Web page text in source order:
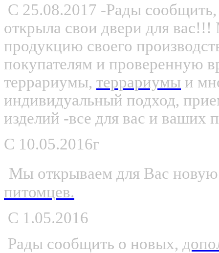
С 25.08.2017 -Рады
открыла свои двери для
продукцию своего
покупателям и проверенную
террариумы, террариумы и
индивидуальный подход,
изделий -все для вас и ваших
С 10.05.2016г
Мы открываем для Вас
питомцев.
С 1.05.2016
Рады сообщить о новых,